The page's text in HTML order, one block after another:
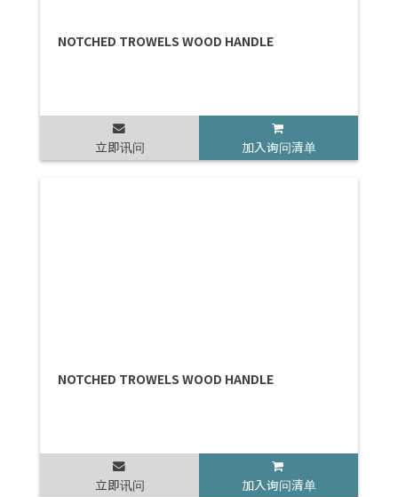
NOTCHED TROWELS WOOD HANDLE
立即讯问 加入询问清单
NOTCHED TROWELS WOOD HANDLE
立即讯问 加入询问清单